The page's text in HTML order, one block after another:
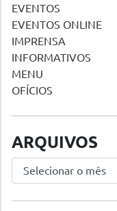
EVENTOS
EVENTOS ONLINE
IMPRENSA
INFORMATIVOS
MENU
OFÍCIOS
ARQUIVOS
Arquivos